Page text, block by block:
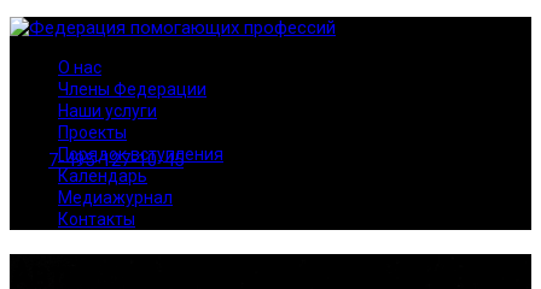
7-495-127-10-45
О нас
Члены Федерации
Наши услуги
Проекты
Порядок вступления
Календарь
Медиажурнал
Контакты